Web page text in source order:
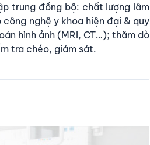
trung đồng bộ: chất lượng lâm
nghệ y khoa hiện đại & quy
hình ảnh (MRI, CT…); thăm dò
tra chéo, giám sát.